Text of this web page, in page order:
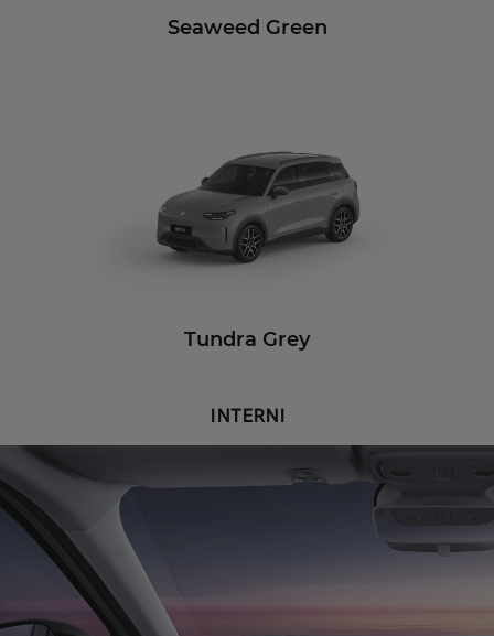
Seaweed Green
Tundra Grey
INTERNI